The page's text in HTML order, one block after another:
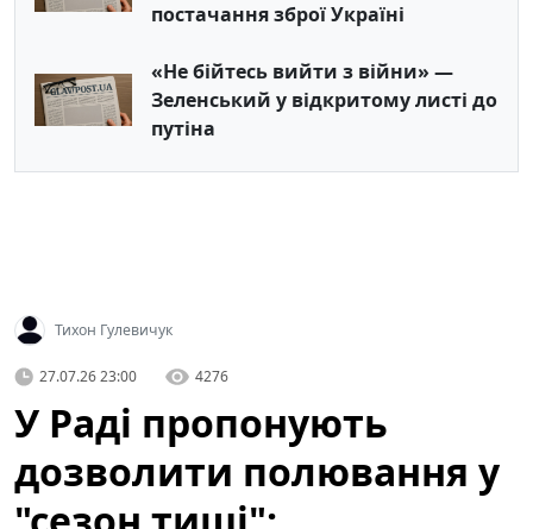
постачання зброї Україні
«Не бійтесь вийти з війни» —
Зеленський у відкритому листі до
путіна
Тихон Гулевичук
27.07.26 23:00 4276
У Раді пропонують
дозволити полювання у